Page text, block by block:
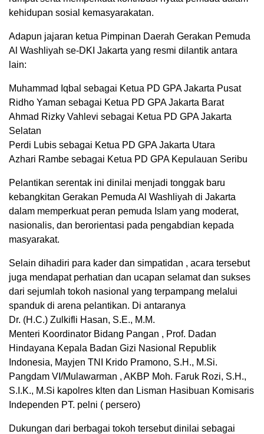
kehidupan sosial kemasyarakatan.
Adapun jajaran ketua Pimpinan Daerah Gerakan Pemuda
Al Washliyah se-DKI Jakarta yang resmi dilantik antara
lain:
Muhammad Iqbal sebagai Ketua PD GPA Jakarta Pusat
Ridho Yaman sebagai Ketua PD GPA Jakarta Barat
Ahmad Rizky Vahlevi sebagai Ketua PD GPA Jakarta
Selatan
Perdi Lubis sebagai Ketua PD GPA Jakarta Utara
Azhari Rambe sebagai Ketua PD GPA Kepulauan Seribu
Pelantikan serentak ini dinilai menjadi tonggak baru
kebangkitan Gerakan Pemuda Al Washliyah di Jakarta
dalam memperkuat peran pemuda Islam yang moderat,
nasionalis, dan berorientasi pada pengabdian kepada
masyarakat.
Selain dihadiri para kader dan simpatidan , acara tersebut
juga mendapat perhatian dan ucapan selamat dan sukses
dari sejumlah tokoh nasional yang terpampang melalui
spanduk di arena pelantikan. Di antaranya
Dr. (H.C.) Zulkifli Hasan, S.E., M.M.
Menteri Koordinator Bidang Pangan , Prof. Dadan
Hindayana Kepala Badan Gizi Nasional Republik
Indonesia, Mayjen TNI Krido Pramono, S.H., M.Si.
Pangdam VI/Mulawarman , AKBP Moh. Faruk Rozi, S.H.,
S.I.K., M.Si kapolres klten dan Lisman Hasibuan Komisaris
Independen PT. pelni ( persero)
Dukungan dari berbagai tokoh tersebut dinilai sebagai